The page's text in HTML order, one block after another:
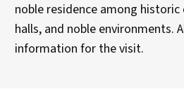
noble residence among
halls, and noble environments.
information for the visit.